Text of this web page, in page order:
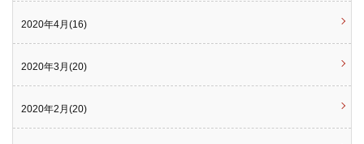
2020年4月(16)
2020年3月(20)
2020年2月(20)